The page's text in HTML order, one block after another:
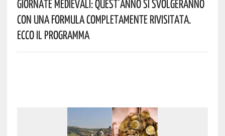
Giornate Medievali: Quest’anno Si Svolgeranno
Con Una Formula Completamente Rivisitata.
Ecco Il Programma